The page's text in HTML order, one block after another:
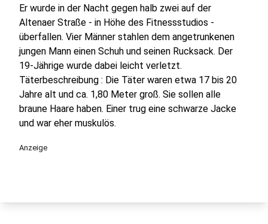
Er wurde in der Nacht gegen halb zwei auf der
Altenaer Straße - in Höhe des Fitnessstudios -
überfallen. Vier Männer stahlen dem angetrunkenen
jungen Mann einen Schuh und seinen Rucksack. Der
19-Jährige wurde dabei leicht verletzt.
Täterbeschreibung : Die Täter waren etwa 17 bis 20
Jahre alt und ca. 1,80 Meter groß. Sie sollen alle
braune Haare haben. Einer trug eine schwarze Jacke
und war eher muskulös.
Anzeige